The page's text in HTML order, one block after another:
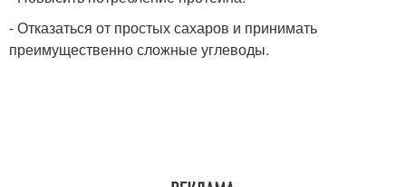
- Отказаться от простых сахаров и принимать
преимущественно сложные углеводы.